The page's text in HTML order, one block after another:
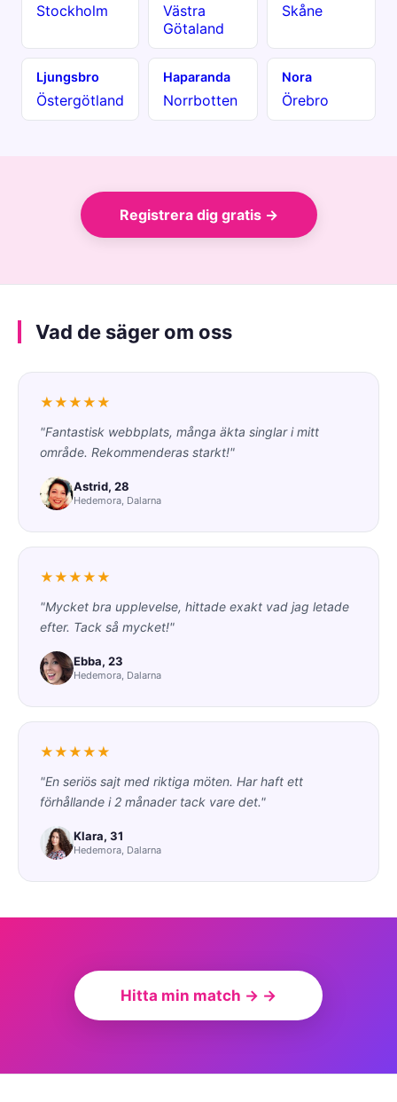
Stockholm
Västra
Götaland
Skåne
Ljungsbro
Östergötland
Haparanda
Norrbotten
Nora
Örebro
Registrera dig gratis →
Vad de säger om oss
★★★★★
"Fantastisk webbplats, många äkta singlar i mitt
område. Rekommenderas starkt!"
Astrid, 28
Hedemora, Dalarna
★★★★★
"Mycket bra upplevelse, hittade exakt vad jag letade
efter. Tack så mycket!"
Ebba, 23
Hedemora, Dalarna
★★★★★
"En seriös sajt med riktiga möten. Har haft ett
förhållande i 2 månader tack vare det."
Klara, 31
Hedemora, Dalarna
Hitta min match → →